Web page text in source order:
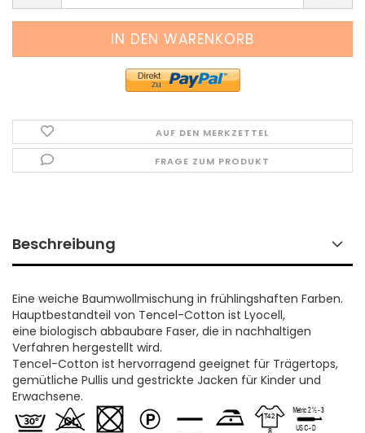
AUF DEN MERKZETTEL
FRAGE ZUM PRODUKT
Beschreibung
Eine weiche Baumwollmischung in frühlingshaften Farben.
Hauptbestandteil von Tencel-Cotton ist Lyocell,
eine biologisch abbaubare Faser, die in nachhaltigen
Verfahren hergestellt wird.
Tencel-Cotton ist hervorragend geeignet für Trägertops,
gemütliche Pullis und gestrickte Jacken für Kinder und
Erwachsene.